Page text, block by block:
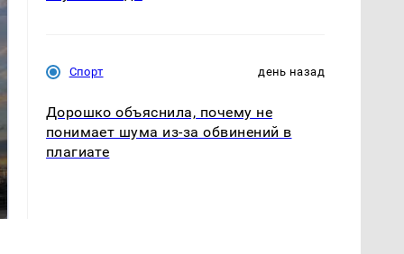
Спорт день назад
Дорошко объяснила, почему не
понимает шума из-за обвинений в
плагиате